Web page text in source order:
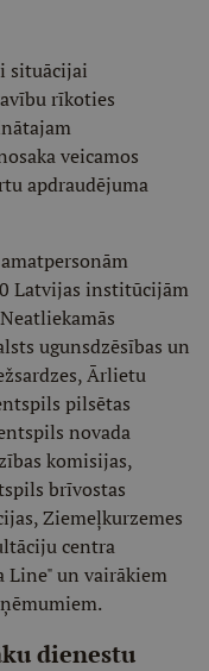
situācijai
rīkoties
veicamos
apdraudējuma
Latvijas institūcijām
ugunsdzēsības un
Ārlietu
pilsētas
novada
komisijas,
brīvostas
Ziemeļkurzemes
centra
Line" un vairākiem
dienestu